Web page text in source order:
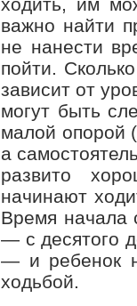
важно найти
не нанести
пойти.
зависит от
могут быть
малой опорой
а
развито
начинают
Время начала
— с десятого
— и ребенок
ходьбой.